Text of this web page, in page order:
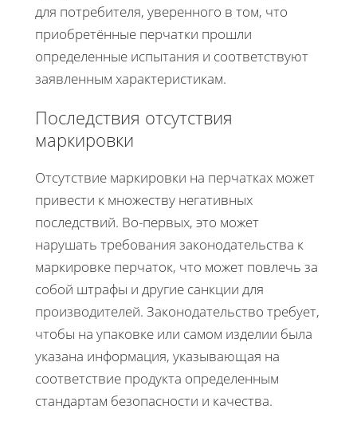
для потребителя, уверенного в том, что
приобретённые перчатки прошли
определенные испытания и соответствуют
заявленным характеристикам.
Последствия отсутствия
маркировки
Отсутствие маркировки на перчатках может
привести к множеству негативных
последствий. Во-первых, это может
нарушать требования законодательства к
маркировке перчаток, что может повлечь за
собой штрафы и другие санкции для
производителей. Законодательство требует,
чтобы на упаковке или самом изделии была
указана информация, указывающая на
соответствие продукта определенным
стандартам безопасности и качества.